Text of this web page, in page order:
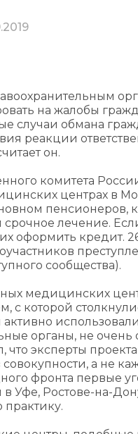
на жалобы
случаи обмана
реакции
он.
комитета
центрах в
лечение.
оформить кредит. 26
сообщества).
медицинских
с которой
органы, не
эксперты
а не
фронта первые
Уфе, Ростове-на-